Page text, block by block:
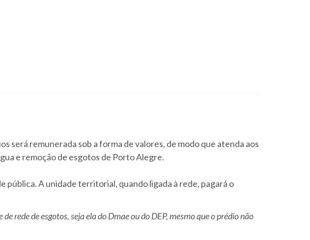
será remunerada sob a forma de valores, de modo que atenda aos
e remoção de esgotos de Porto Alegre.
pública.A unidade territorial, quando ligada à rede, pagará o
rede de esgotos, seja ela do Dmae ou do DEP, mesmo que o prédio não